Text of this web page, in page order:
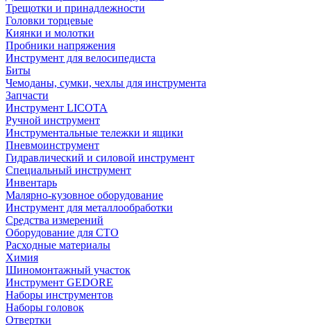
Трещотки и принадлежности
Головки торцевые
Киянки и молотки
Пробники напряжения
Инструмент для велосипедиста
Биты
Чемоданы, сумки, чехлы для инструмента
Запчасти
Инструмент LICOTA
Ручной инструмент
Инструментальные тележки и ящики
Пневмоинструмент
Гидравлический и силовой инструмент
Специальный инструмент
Инвентарь
Малярно-кузовное оборудование
Инструмент для металлообработки
Средства измерений
Оборудование для СТО
Расходные материалы
Химия
Шиномонтажный участок
Инструмент GEDORE
Наборы инструментов
Наборы головок
Отвертки